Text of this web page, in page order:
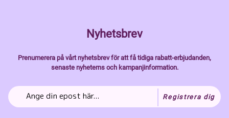
Nyhetsbrev
Prenumerera på vårt nyhetsbrev för att få tidiga rabatt-erbjudanden,
senaste nyheterns och kampanjinformation.
Registrera dig